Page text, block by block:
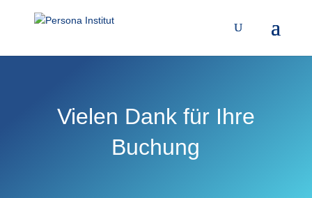
Vielen Dank für Ihre
Buchung